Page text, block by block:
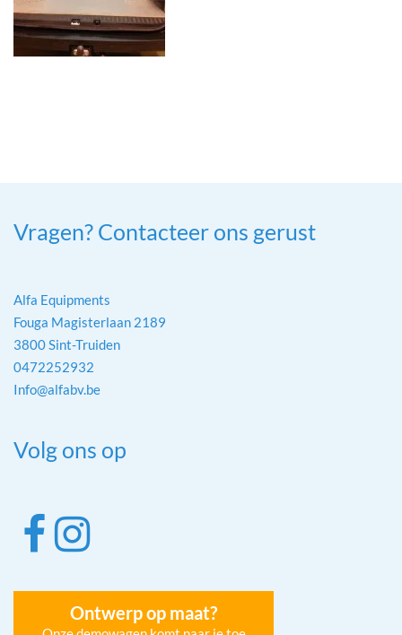
Vragen? Contacteer ons gerust
Alfa Equipments
Fouga Magisterlaan 2189
3800 Sint-Truiden
0472252932
Info@alfabv.be
Volg ons op
Ontwerp op maat?